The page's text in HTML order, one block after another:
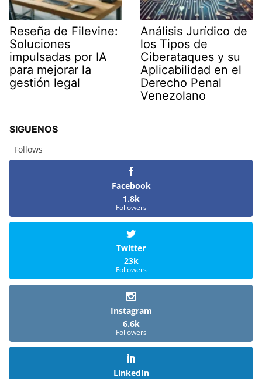
Reseña de Filevine:
Soluciones
impulsadas por IA
para mejorar la
gestión legal
Análisis Jurídico de
los Tipos de
Ciberataques y su
Aplicabilidad en el
Derecho Penal
Venezolano
SIGUENOS
Follows
Facebook
1.8k
Followers
Twitter
23k
Followers
Instagram
6.6k
Followers
LinkedIn